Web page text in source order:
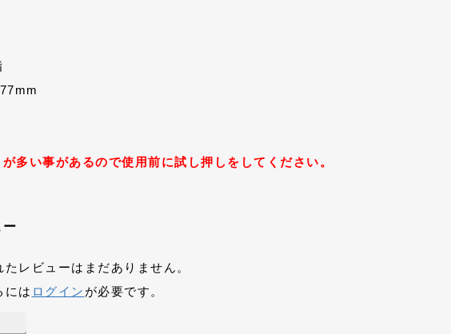
多い事があるので使用前に試し押しをしてください。
レビューはまだありません。
には ログイン が必要です。